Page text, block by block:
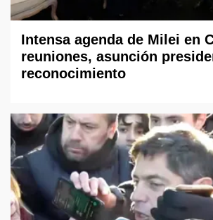
Intensa agenda de Milei en
reuniones, asunción
reconocimiento